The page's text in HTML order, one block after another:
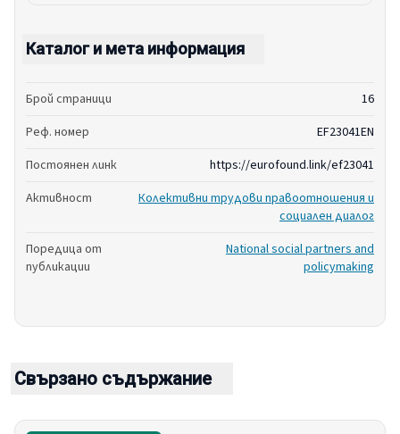
Каталог и мета информация
Брой страници
16
Реф. номер
EF23041EN
Постоянен линк
https://eurofound.link/ef23041
Активност
Колективни трудови правоотношения и
социален диалог
Поредица от
публикации
National social partners and
policymaking
Свързано съдържание